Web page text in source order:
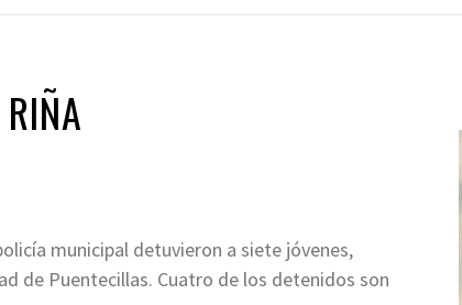
municipal detuvieron a siete jóvenes,
de Puentecillas. Cuatro de los detenidos son